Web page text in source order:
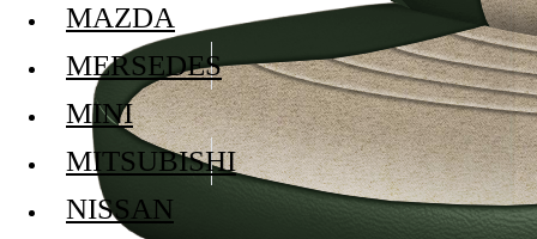
MAZDA
MERSEDES
MINI
MITSUBISHI
NISSAN